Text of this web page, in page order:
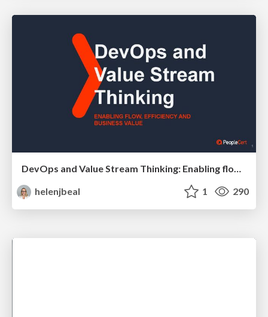
DevOps and Value Stream Thinking: Enabling flow, efficiency and business value
helenjbeal
1 290